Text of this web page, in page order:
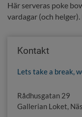
Här serveras poke
vardagar (och
Kontakt
Lets take a break,
Rådhusgatan 29
Gallerian Loket,